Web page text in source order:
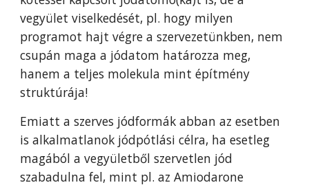
vegyület viselkedését, pl. hogy milyen
programot hajt végre a szervezetünkben, nem
csupán maga a jódatom határozza meg,
hanem a teljes molekula mint építmény
struktúrája!
Emiatt a szerves jódformák abban az esetben
is alkalmatlanok jódpótlási célra, ha esetleg
magából a vegyületből szervetlen jód
szabadulna fel, mint pl. az Amiodarone